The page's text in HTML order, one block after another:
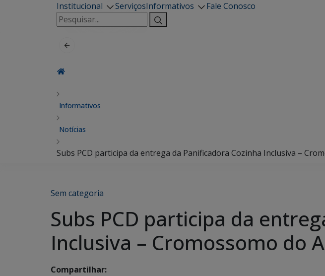
Institucional ServiçosInformativos
Fale Conosco
Pesquisar
por:
Informativos
Notícias
Subs PCD participa da entrega da Panificadora Cozinha Inclusiva –
Sem categoria
Subs PCD participa da
Inclusiva – Cromossomo do
Compartilhar: